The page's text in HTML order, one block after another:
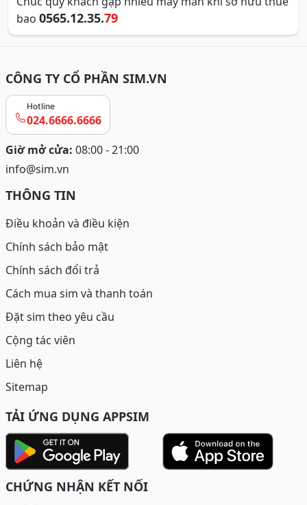
bao 0565.12.35.79
CÔNG TY CỔ PHẦN SIM.VN
Hotline
024.6666.6666
Giờ mở cửa: 08:00 - 21:00
info@sim.vn
THÔNG TIN
Điều khoản và điều kiện
Chính sách bảo mật
Chính sách đổi trả
Cách mua sim và thanh toán
Đặt sim theo yêu cầu
Cộng tác viên
Liên hệ
Sitemap
TẢI ỨNG DỤNG APPSIM
CHỨNG NHẬN KẾT NỐI